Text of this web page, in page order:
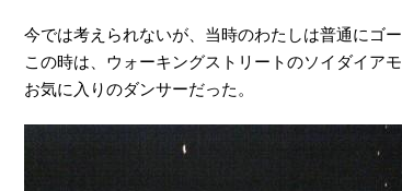
今では考えられないが、当時のわたしは普通にゴ
この時は、ウォーキングストリートのソイダイア
お気に入りのダンサーだった。